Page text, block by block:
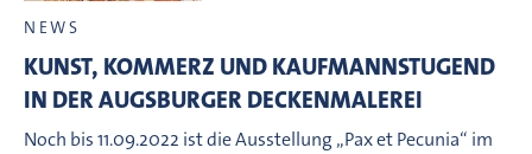
NEWS
KUNST, KOMMERZ UND KAUFMANNSTUGEND
IN DER AUGSBURGER DECKENMALEREI
Noch bis 11.09.2022 ist die Ausstellung „Pax et Pecunia“ im